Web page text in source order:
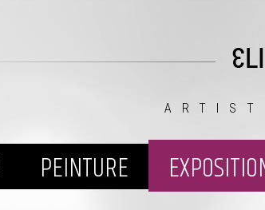
PEINTURE